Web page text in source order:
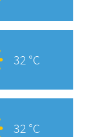
32 °C
32 °C